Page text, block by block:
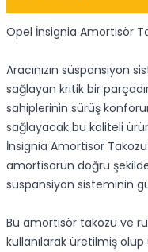
Opel İnsignia Amortisör
Aracınızın süspansiyon
sağlayan kritik bir
sahiplerinin sürüş
sağlayacak bu kaliteli
İnsignia Amortisör
amortisörün doğru şekilde
süspansiyon sisteminin
Bu amortisör takozu ve
kullanılarak üretilmiş